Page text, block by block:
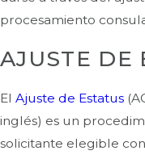
procesamiento
AJUSTE DE
El Ajuste de Estatus
inglés) es un
solicitante elegible